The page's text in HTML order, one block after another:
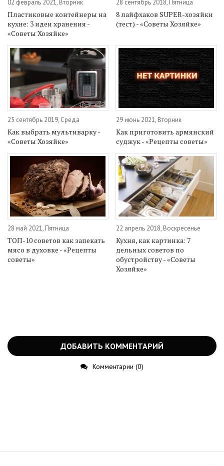
02 февраль 2021, Вторник
Пластиковые контейнеры на
кухне: 3 идеи хранения -
«Советы Хозяйке»
28 сентябрь 2018, Пятница
8 лайфхаков SUPER-хозяйки
(тест) - «Советы Хозяйке»
25 сентябрь 2019, Среда
Как выбрать мультиварку -
«Советы Хозяйке»
29 июнь 2021, Вторник
Как приготовить армянский
суджук - «Рецепты советы»
28 май 2021, Пятница
ТОП-10 советов как запекать
мясо в духовке - «Рецепты
советы»
22 апрель 2018, Воскресенье
Кухня, как картинка: 7
дельных советов по
обустройству - «Советы
Хозяйке»
ДОБАВИТЬ КОММЕНТАРИЙ
Комментарии (0)